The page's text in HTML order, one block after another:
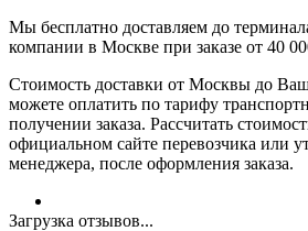
Мы бесплатно доставляем до
компании в Москве при заказе от 40
Стоимость доставки от Москвы до
можете оплатить по тарифу
получении заказа. Рассчитать
официальном сайте перевозчика или
менеджера, после оформления заказа.
Загрузка отзывов...